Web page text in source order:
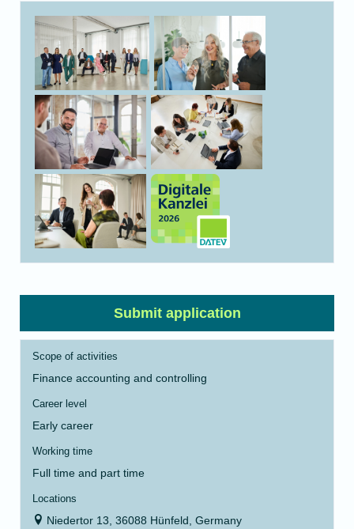
Submit application
Scope of activities
Finance accounting and controlling
Career level
Early career
Working time
Full time and part time
Locations
Niedertor 13, 36088 Hünfeld, Germany